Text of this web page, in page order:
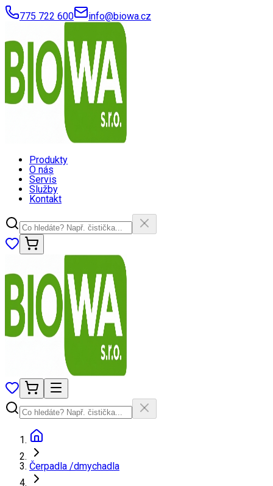
775 722 600 info@biowa.cz
Produkty
O nás
Servis
Služby
Kontakt
Čerpadla /dmychadla